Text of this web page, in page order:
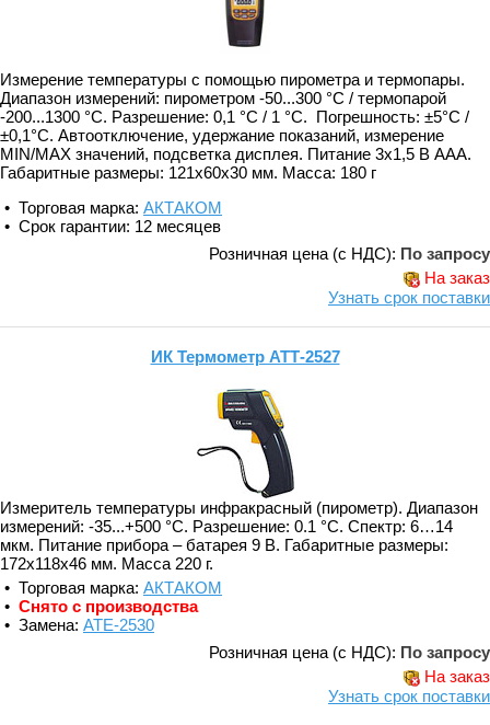
Измерение температуры с помощью пирометра и термопары.
Диапазон измерений: пирометром -50...300 °С / термопарой
-200...1300 °С. Разрешение: 0,1 °С / 1 °С. Погрешность: ±5°С /
±0,1°С. Автоотключение, удержание показаний, измерение
MIN/MAX значений, подсветка дисплея. Питание 3х1,5 В ААА.
Габаритные размеры: 121x60x30 мм. Масса: 180 г
• Торговая марка: АКТАКОМ
• Срок гарантии: 12 месяцев
Розничная цена (с НДС): По запросу
На заказ
Узнать срок поставки
ИК Термометр АТТ-2527
Измеритель температуры инфракрасный (пирометр). Диапазон
измерений: -35...+500 °C. Разрешение: 0.1 °C. Спектр: 6…14
мкм. Питание прибора – батарея 9 В. Габаритные размеры:
172х118х46 мм. Масса 220 г.
• Торговая марка: АКТАКОМ
• Снято с производства
• Замена: АТЕ-2530
Розничная цена (с НДС): По запросу
На заказ
Узнать срок поставки